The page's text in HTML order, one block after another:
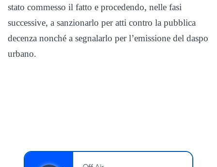
stato commesso il fatto e procedendo, nelle fasi
successive, a sanzionarlo per atti contro la pubblica
decenza nonché a segnalarlo per l’emissione del daspo
urbano.